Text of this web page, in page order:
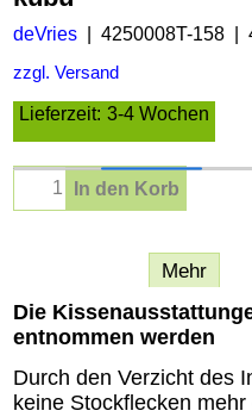
deVries 4250008T-158
zzgl. Versand
Lieferzeit: 3-4 Wochen
In den Korb
Mehr
Die
entnommen werden
Durch den Verzicht des
keine Stockflecken